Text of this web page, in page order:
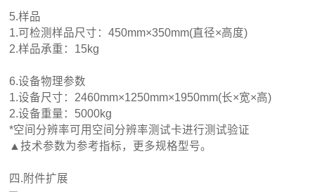
5.样品
1.可检测样品尺寸：450mm×350mm(直径×高度)
2.样品承重：15kg
6.设备物理参数
1.设备尺寸：2460mm×1250mm×1950mm(长×宽×高)
2.设备重量：5000kg
*空间分辨率可用空间分辨率测试卡进行测试验证
▲技术参数为参考指标，更多规格型号。
四.附件扩展